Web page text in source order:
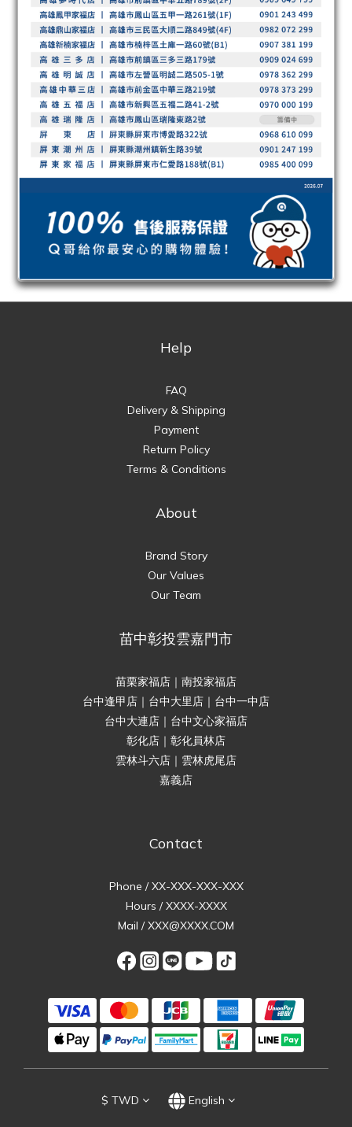
Help
FAQ
Delivery & Shipping
Payment
Return Policy
Terms & Conditions
About
Brand Story
Our Values
Our Team
苗中彰投雲嘉門市
苗栗家福店｜南投家福店
台中逢甲店｜台中大里店｜台中一中店
台中大連店｜台中文心家福店
彰化店｜彰化員林店
雲林斗六店｜雲林虎尾店
嘉義店
Contact
Phone / XX-XXX-XXX-XXX
Hours / XXXX-XXXX
Mail / XXX@XXXX.COM
$ TWD English